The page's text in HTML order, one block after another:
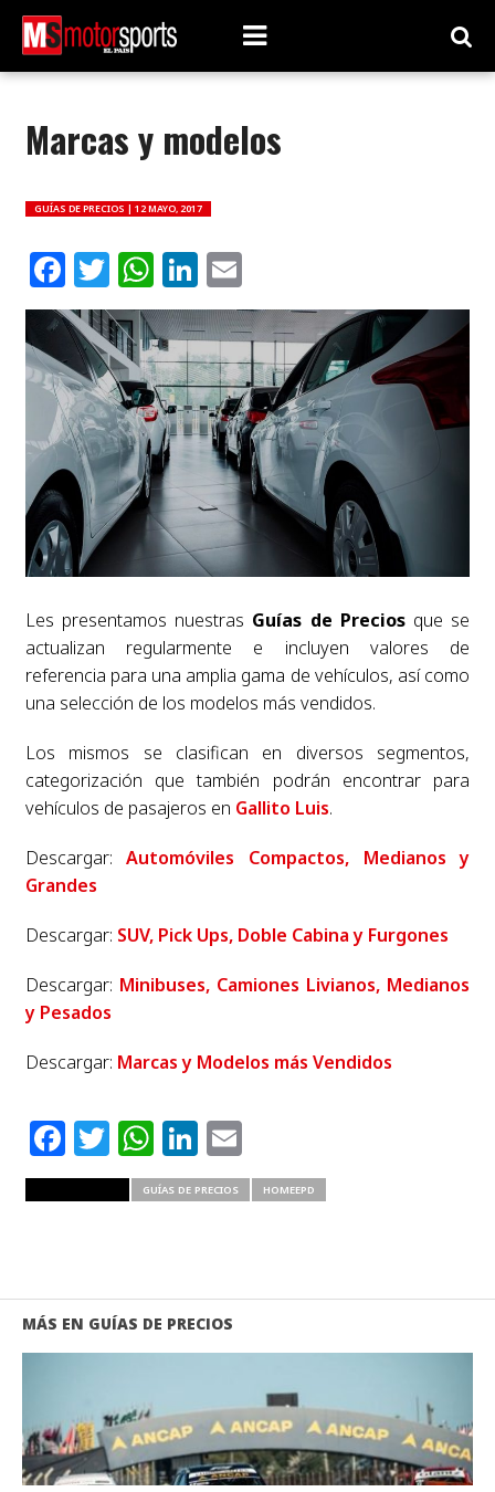
Marcas y modelos
GUÍAS DE PRECIOS | 12 MAYO, 2017
Facebook
Twitter
WhatsApp
LinkedIn
Email
Les presentamos nuestras Guías de Preciosque se
actualizan regularmente e incluyen valores de
referencia para una amplia gama de vehículos, así como
una selección de los modelos más vendidos.
Los mismos se clasifican en diversos segmentos,
categorización que también podrán encontrar para
vehículos de pasajeros en Gallito Luis.
Descargar:Automóviles Compactos, Medianos y
Grandes
Descargar: SUV, Pick Ups, Doble Cabina y Furgones
Descargar: Minibuses, Camiones Livianos, Medianos
y Pesados
Descargar: Marcas y Modelos más Vendidos
Facebook
Twitter
WhatsApp
LinkedIn
Email
GUÍAS DE PRECIOS HOMEEPD
MÁS EN GUÍAS DE PRECIOS